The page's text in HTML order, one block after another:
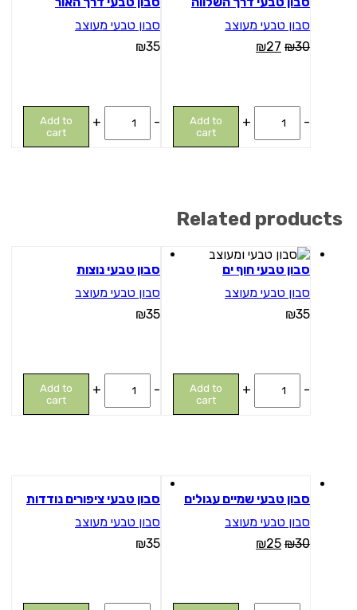
סבון טבעי מעוצב
₪30
₪27
טבעי
דרך
Add to
cart
סבון טבעי מעוצב
₪35
טבעי
דרך
Add to
cart
Related products
סבון טבעי חוף ים
סבון טבעי מעוצב
₪35
טבעי
Add to
cart
סבון טבעי נוצות
סבון טבעי מעוצב
₪35
טבעי
נוצות
Add to
cart
סבון טבעי שמיים עגולים
סבון טבעי מעוצב
₪30
₪25
סבון טבעי ציפורים נודדות
סבון טבעי מעוצב
₪35